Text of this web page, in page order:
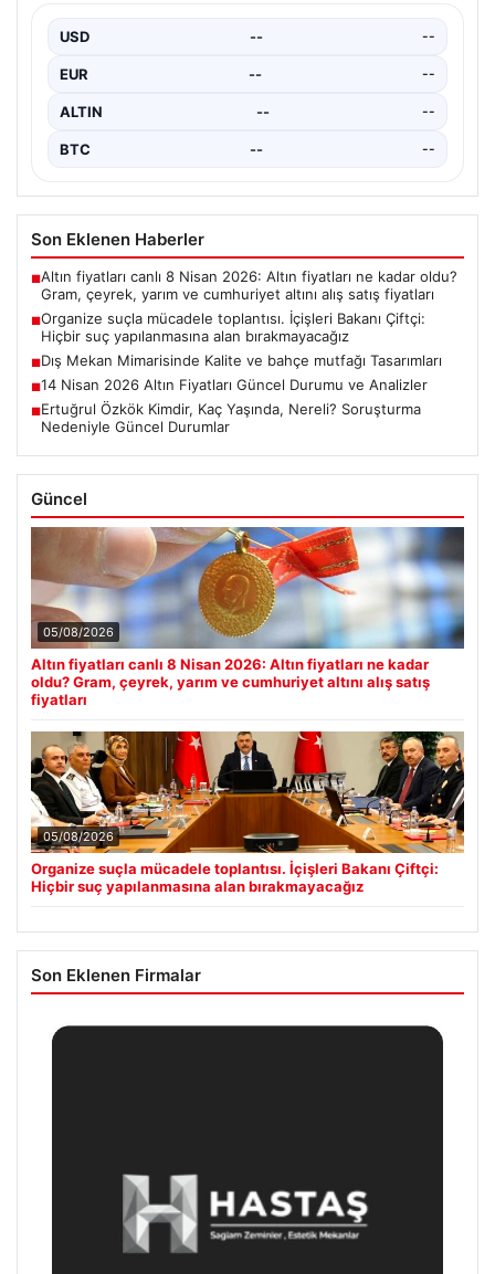
USD -- --
EUR -- --
ALTIN -- --
BTC -- --
Son Eklenen Haberler
■Altın fiyatları canlı 8 Nisan 2026: Altın fiyatları ne kadar oldu?
Gram, çeyrek, yarım ve cumhuriyet altını alış satış fiyatları
■Organize suçla mücadele toplantısı. İçişleri Bakanı Çiftçi:
Hiçbir suç yapılanmasına alan bırakmayacağız
■Dış Mekan Mimarisinde Kalite ve bahçe mutfağı Tasarımları
■14 Nisan 2026 Altın Fiyatları Güncel Durumu ve Analizler
■Ertuğrul Özkök Kimdir, Kaç Yaşında, Nereli? Soruşturma
Nedeniyle Güncel Durumlar
Güncel
05/08/2026
Altın fiyatları canlı 8 Nisan 2026: Altın fiyatları ne kadar
oldu? Gram, çeyrek, yarım ve cumhuriyet altını alış satış
fiyatları
05/08/2026
Organize suçla mücadele toplantısı. İçişleri Bakanı Çiftçi:
Hiçbir suç yapılanmasına alan bırakmayacağız
Son Eklenen Firmalar